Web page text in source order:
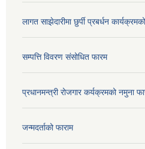
लागत साझेदारीमा छुर्पी प्रबर्धन
सम्पत्ति विवरण संसोधित फारम
प्रधानमन्त्री रोजगार कर्यक्रमको नमुना
जन्मदर्ताको फाराम